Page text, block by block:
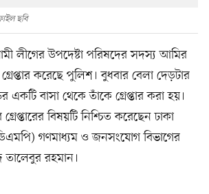
ছবি
লীগের উপদেষ্টা পরিষদের সদস্য আমির
করেছে পুলিশ। বুধবার বেলা দেড়টার
একটি বাসা থেকে তাঁকে গ্রেপ্তার করা হয়।
বিষয়টি নিশ্চিত করেছেন ঢাকা
গণমাধ্যম ও জনসংযোগ বিভাগের
তালেবুর রহমান।